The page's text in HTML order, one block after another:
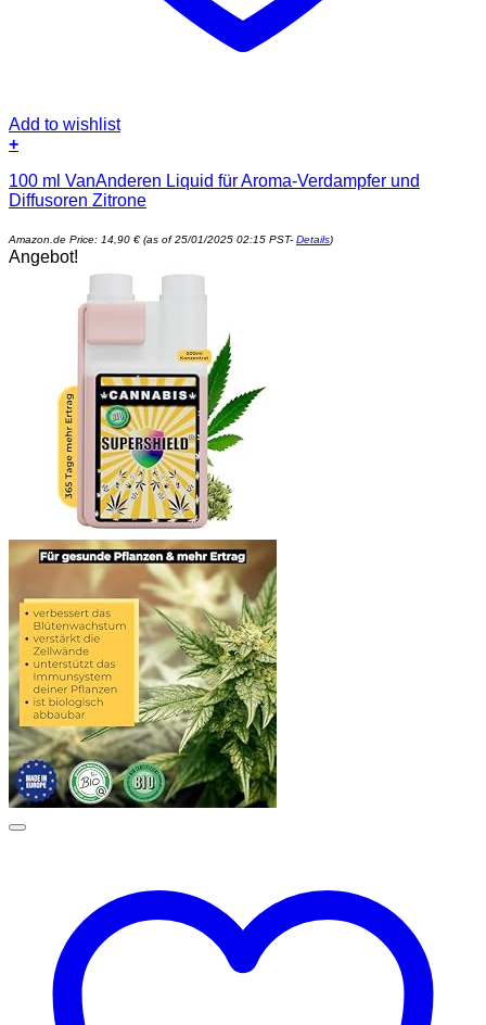
Add to wishlist
+
100 ml VanAnderen Liquid für Aroma-Verdampfer und
Diffusoren Zitrone
Amazon.de Price: 14,90 € (as of 25/01/2025 02:15 PST- Details)
Angebot!